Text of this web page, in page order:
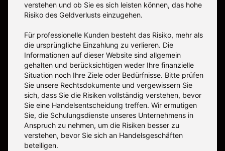
verstehen und ob Sie es sich leisten können, das hohe
Risiko des Geldverlusts einzugehen.
Für professionelle Kunden besteht das Risiko, mehr als
die ursprüngliche Einzahlung zu verlieren. Die
Informationen auf dieser Website sind allgemein
gehalten und berücksichtigen weder Ihre finanzielle
Situation noch Ihre Ziele oder Bedürfnisse. Bitte prüfen
Sie unsere Rechtsdokumente und vergewissern Sie
sich, dass Sie die Risiken vollständig verstehen, bevor
Sie eine Handelsentscheidung treffen. Wir ermutigen
Sie, die Schulungsdienste unseres Unternehmens in
Anspruch zu nehmen, um die Risiken besser zu
verstehen, bevor Sie sich an Handelsgeschäften
beteiligen.